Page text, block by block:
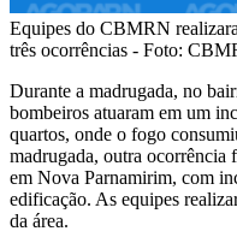
Equipes do CBMRN
três ocorrências - Foto:
Durante a madrugada, no
bombeiros atuaram em um
quartos, onde o fogo
madrugada, outra ocorrência
em Nova Parnamirim, com
edificação. As equipes
da área.